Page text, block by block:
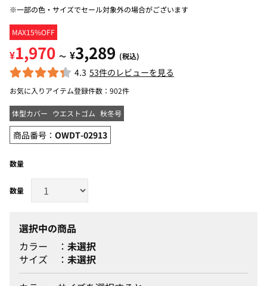
MAX15%OFF
※一部の色・サイズでセール対象外の場合がございます
¥1,970 ～ ¥3,289 (税込)
4.3 53件のレビューを見る
お気に入りアイテム登録件数： 902件
体型カバー ウエストゴム 秋冬号
商品番号： OWDT-02913
数量
選択中の商品
カラー
未選択
サイズ
未選択